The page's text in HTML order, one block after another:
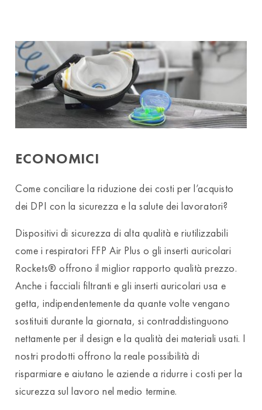
ECONOMICI
Come conciliare la riduzione dei costi per l’acquisto
dei DPI con la sicurezza e la salute dei lavoratori?
Dispositivi di sicurezza di alta qualità e riutilizzabili
come i respiratori FFP Air Plus o gli inserti auricolari
Rockets® offrono il miglior rapporto qualità prezzo.
Anche i facciali filtranti e gli inserti auricolari usa e
getta, indipendentemente da quante volte vengano
sostituiti durante la giornata, si contraddistinguono
nettamente per il design e la qualità dei materiali usati. I
nostri prodotti offrono la reale possibilità di
risparmiare e aiutano le aziende a ridurre i costi per la
sicurezza sul lavoro nel medio termine.